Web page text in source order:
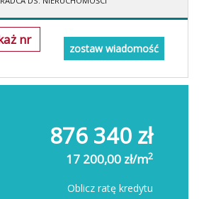
nr
zostaw wiadomość
876 340 zł
17 200,00 zł/m2
Oblicz ratę kredytu